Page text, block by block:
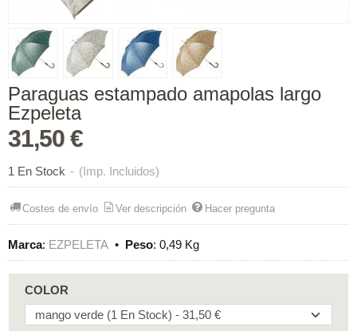
Paraguas estampado amapolas largo
Ezpeleta
31,50 €
1 En Stock - (Imp. Incluidos)
Costes de envío Ver descripción Hacer pregunta
Marca: EZPELETA • Peso: 0,49 Kg
COLOR